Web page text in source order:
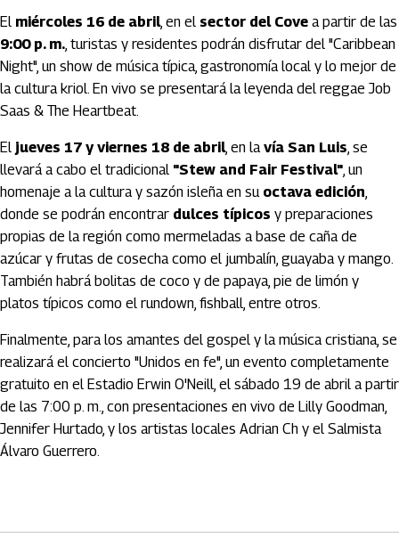
El miércoles 16 de abril, en el sector del Cove a partir de las
9:00 p. m., turistas y residentes podrán disfrutar del "Caribbean
Night", un show de música típica, gastronomía local y lo mejor de
la cultura kriol. En vivo se presentará la leyenda del reggae Job
Saas & The Heartbeat.
El jueves 17 y viernes 18 de abril, en lavía San Luis, se
llevará a cabo el tradicional "Stew and Fair Festival", un
homenaje a la cultura y sazón isleña en su octava edición,
donde se podrán encontrar dulces típicos y preparaciones
propias de la región como mermeladas a base de caña de
azúcar y frutas de cosecha como el jumbalín, guayaba y mango.
También habrá bolitas de coco y de papaya, pie de limón y
platos típicos como el rundown, fishball, entre otros.
Finalmente, para los amantes del gospel y la música cristiana, se
realizará el concierto "Unidos en fe", un evento completamente
gratuito en el Estadio Erwin O'Neill, el sábado 19 de abril a partir
de las 7:00 p. m., con presentaciones en vivo de Lilly Goodman,
Jennifer Hurtado, y los artistas locales Adrian Ch y el Salmista
Álvaro Guerrero.